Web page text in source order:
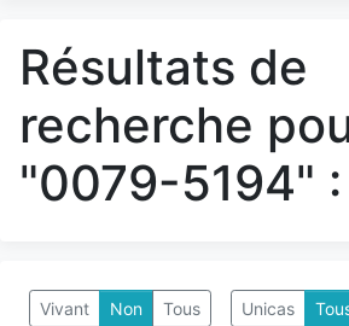
Résultats de
recherche
"0079-5194"
Vivant Non Tous Unicas